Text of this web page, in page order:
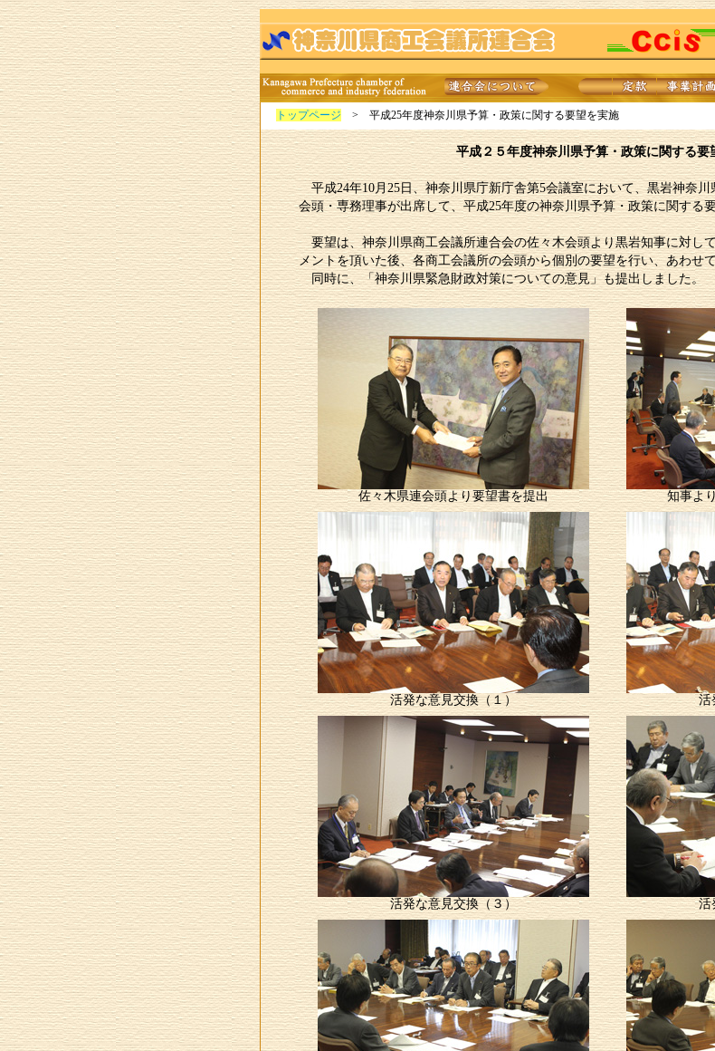
トップページ > 平成25年度神奈川県予算・政策に関する要望を実施
平成２５年度神奈川県予算・政策に関する要
平成24年10月25日、神奈川県庁新庁舎第5会議室において、黒岩神奈
会頭・専務理事が出席して、平成25年度の神奈川県予算・政策に関する
要望は、神奈川県商工会議所連合会の佐々木会頭より黒岩知事に対し
メントを頂いた後、各商工会議所の会頭から個別の要望を行い、あわせ
同時に、「神奈川県緊急財政対策についての意見」も提出しました。
佐々木県連会頭より要望書を提出 知事よ
活発な意見交換（１） 活
活発な意見交換（３） 活